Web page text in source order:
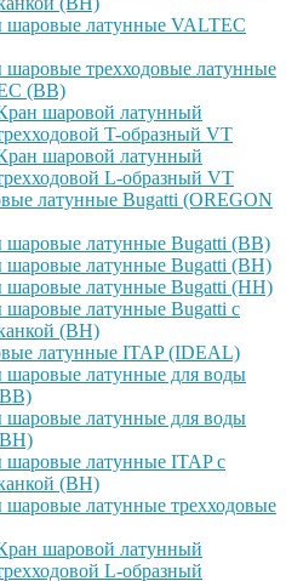
латунные VALTEC
трехходовые латунные
(ВВ)
шаровой латунный
T-образный VT
шаровой латунный
L-образный VT
латунные Bugatti (OREGON
шаровые латунные Bugatti (ВВ)
шаровые латунные Bugatti (ВН)
шаровые латунные Bugatti (НН)
латунные Bugatti с
(ВН)
латунные ITAP (IDEAL)
латунные для воды
латунные для воды
латунные ITAP с
(ВН)
латунные трехходовые
шаровой латунный
L-образный